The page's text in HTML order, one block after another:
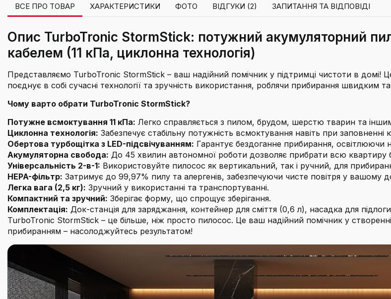
ВСЕ ПРО ТОВАР ХАРАКТЕРИСТИКИ ФОТО ВІДГУКИ (2) ЗАПИТАННЯ ТА ВІДПОВІДІ
Опис TurboTronic StormStick: потужний акумуляторний
кабелем (11 кПа, циклонна технологія)
Представляємо TurboTronic StormStick – ваш надійний помічник у підтримці чистоти в
поєднує в собі сучасні технології та зручність використання, роблячи прибирання швидким
Чому варто обрати TurboTronic StormStick?
Потужне всмоктування 11 кПа: Легко справляється з пилом, брудом, шерстю тварин та
Циклонна технологія: Забезпечує стабільну потужність всмоктування навіть при заповненні
Обертова турбощітка з LED-підсвічуванням: Гарантує бездоганне прибирання, освітлюючи
Акумуляторна свобода: До 45 хвилин автономної роботи дозволяє прибрати всю квартиру
Універсальність 2-в-1: Використовуйте пилосос як вертикальний, так і ручний, для
HEPA-фільтр: Затримує до 99,97% пилу та алергенів, забезпечуючи чисте повітря у вашому
Легка вага (2,5 кг): Зручний у використанні та транспортуванні.
Компактний та зручний: Зберігає форму, що спрощує зберігання.
Комплектація: Док-станція для заряджання, контейнер для сміття (0,6 л), насадка для
TurboTronic StormStick – це більше, ніж просто пилосос. Це ваш надійний помічник у
прибиранням – насолоджуйтесь результатом!